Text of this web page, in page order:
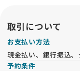
取引について
お支払い方法
現金払い、銀行振込
予約条件